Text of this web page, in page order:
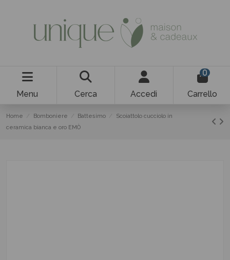
Menu Cerca Accedi
0
Carrello
Home Bomboniere Battesimo
Scoiattolo cucciolo in
ceramica bianca e oro EMÒ